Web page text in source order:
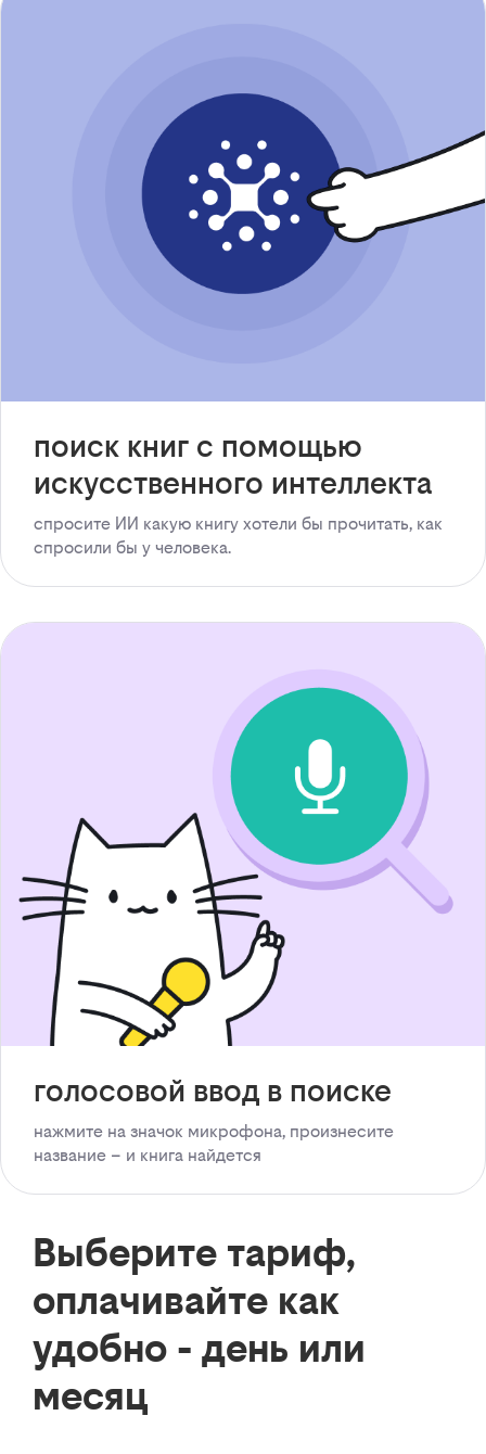
поиск книг с помощью
искусственного интеллекта
спросите ИИ какую книгу хотели бы прочитать, как
спросили бы у человека.
голосовой ввод в поиске
нажмите на значок микрофона, произнесите
название – и книга найдется
Выберите тариф,
оплачивайте как
удобно - день или
месяц